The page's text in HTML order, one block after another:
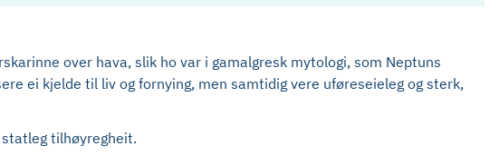
over hava, slik ho var i gamalgresk mytologi, som Neptuns
ei kjelde til liv og fornying, men samtidig vere uføreseieleg og sterk,
tilhøyregheit.